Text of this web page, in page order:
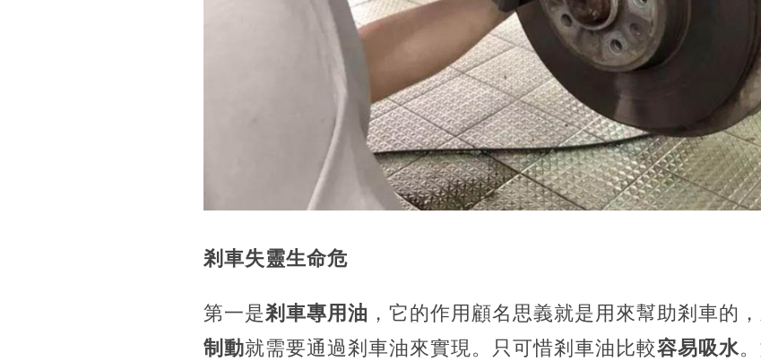
剎車失靈生命危
第一是剎車專用油 ，它的作用顧名思義就是用來幫助剎車的
制動就需要通過剎車油來實現。只可惜剎車油比較容易吸水